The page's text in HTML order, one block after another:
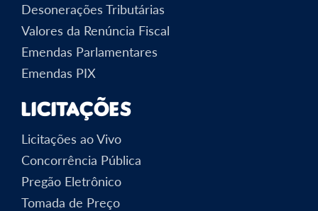
Desonerações Tributárias
Valores da Renúncia Fiscal
Emendas Parlamentares
Emendas PIX
Licitações
Licitações ao Vivo
Concorrência Pública
Pregão Eletrônico
Tomada de Preço